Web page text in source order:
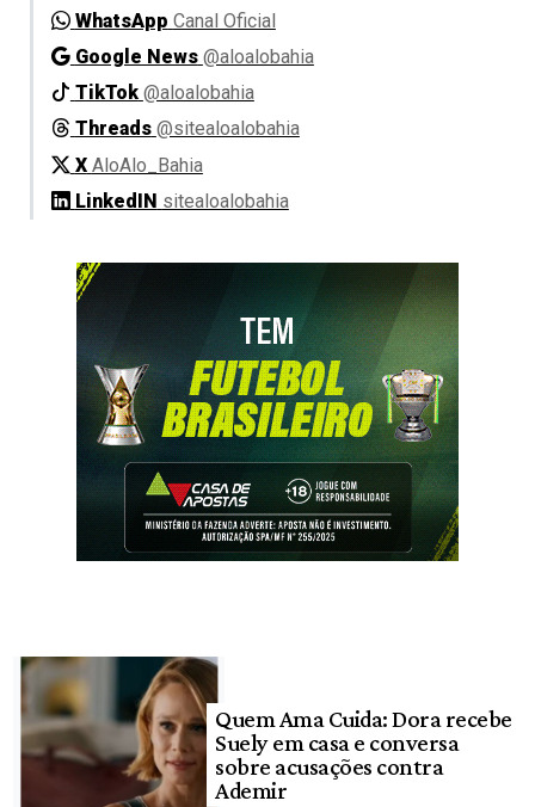
WhatsApp Canal Oficial
Google News @aloalobahia
TikTok @aloalobahia
Threads @sitealoalobahia
X AloAlo_Bahia
LinkedIN sitealoalobahia
Quem Ama Cuida: Dora recebe
Suely em casa e conversa
sobre acusações contra
Ademir